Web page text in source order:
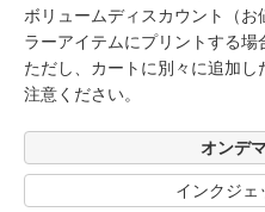
ボリュームディスカウント（
ラーアイテムにプリントする場
ただし、カートに別々に追加
注意ください。
オンデ
インクジェ